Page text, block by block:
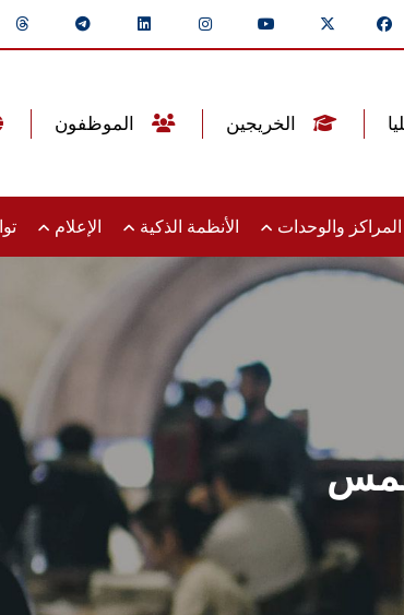
المراكز والوحدات الأنظمة الذكية الإعلام
شمس